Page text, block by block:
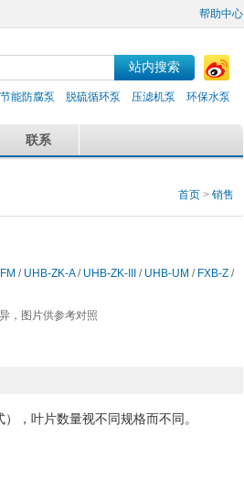
帮助中心
能防腐泵 脱硫循环泵 压滤机泵 环保水泵
联系
首页 > 销售
/ UHB-ZK-A/ UHB-ZK-III / UHB-UM / FXB-Z /
，图片供参考对照
叶片数量视不同规格而不同。